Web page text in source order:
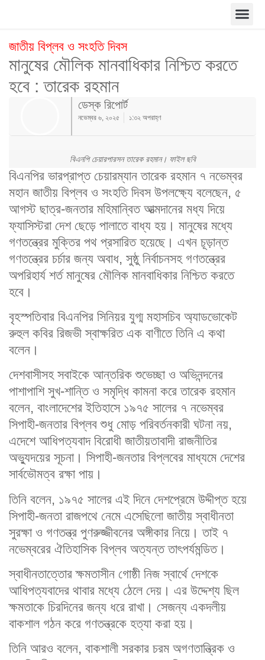
জাতীয় বিপ্লব ও সংহতি দিবস
মানুষের মৌলিক মানবাধিকার নিশ্চিত করতে
হবে : তারেক রহমান
ডেস্ক রিপোর্ট
নভেম্বর ৬, ২০২৫ ১:৩২ অপরাহ্ণ
বিএনপি চেয়ারপারসন তারেক রহমান। ফাইল ছবি
বিএনপির ভারপ্রাপ্ত চেয়ারম্যান তারেক রহমান ৭ নভেম্বর
মহান জাতীয় বিপ্লব ও সংহতি দিবস উপলক্ষ্যে বলেছেন, ৫
আগস্ট ছাত্র-জনতার মহিমান্বিত আত্মদানের মধ্য দিয়ে
ফ্যাসিস্টরা দেশ ছেড়ে পালাতে বাধ্য হয়। মানুষের মধ্যে
গণতন্ত্রের মুক্তির পথ প্রসারিত হয়েছে। এখন চূড়ান্ত
গণতন্ত্রের চর্চার জন্য অবাধ, সুষ্ঠু নির্বাচনসহ গণতন্ত্রের
অপরিহার্য শর্ত মানুষের মৌলিক মানবাধিকার নিশ্চিত করতে
হবে।
বৃহস্পতিবার বিএনপির সিনিয়র যুগ্ম মহাসচিব অ্যাডভোকেট
রুহুল কবির রিজভী স্বাক্ষরিত এক বাণীতে তিনি এ কথা
বলেন।
দেশবাসীসহ সবাইকে আন্তরিক শুভেচ্ছা ও অভিনন্দনের
পাশাপাশি সুখ-শান্তি ও সমৃদ্ধি কামনা করে তারেক রহমান
বলেন, বাংলাদেশের ইতিহাসে ১৯৭৫ সালের ৭ নভেম্বর
সিপাহী-জনতার বিপ্লব শুধু মোড় পরিবর্তনকারী ঘটনা নয়,
এদেশে আধিপত্যবাদ বিরোধী জাতীয়তাবাদী রাজনীতির
অভ্যুদয়ের সূচনা। সিপাহী-জনতার বিপ্লবের মাধ্যমে দেশের
সার্বভৌমত্ব রক্ষা পায়।
তিনি বলেন, ১৯৭৫ সালের এই দিনে দেশপ্রেমে উদ্দীপ্ত হয়ে
সিপাহী-জনতা রাজপথে নেমে এসেছিলো জাতীয় স্বাধীনতা
সুরক্ষা ও গণতন্ত্র পুণরুজ্জীবনের অঙ্গীকার নিয়ে। তাই ৭
নভেম্বরের ঐতিহাসিক বিপ্লব অত্যন্ত তাৎপর্যমন্ডিত।
স্বাধীনতাত্তোর ক্ষমতাসীন গোষ্ঠী নিজ স্বার্থে দেশকে
আধিপত্যবাদের থাবার মধ্যে ঠেলে দেয়। এর উদ্দেশ্য ছিল
ক্ষমতাকে চিরদিনের জন্য ধরে রাখা। সেজন্য একদলীয়
বাকশাল গঠন করে গণতন্ত্রকে হত্যা করা হয়।
তিনি আরও বলেন, বাকশালী সরকার চরম অগণতান্ত্রিক ও